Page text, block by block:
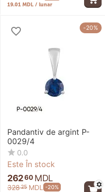
19.01 MDL / lunar
-20%
Pandantiv de argint P-
0029/4
0.0
Este În stock
26260 MDL
32825 MDL -20%